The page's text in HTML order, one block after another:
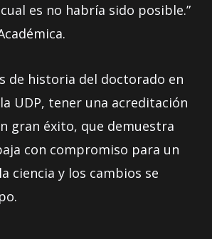
es no habría sido posible.”
de historia del doctorado en
UDP, tener una acreditación
gran éxito, que demuestra
con compromiso para un
ciencia y los cambios se